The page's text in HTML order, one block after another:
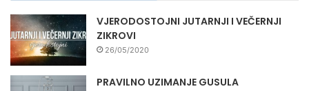
VJERODOSTOJNI JUTARNJI I VEČERNJI
ZIKROVI
26/05/2020
PRAVILNO UZIMANJE GUSULA